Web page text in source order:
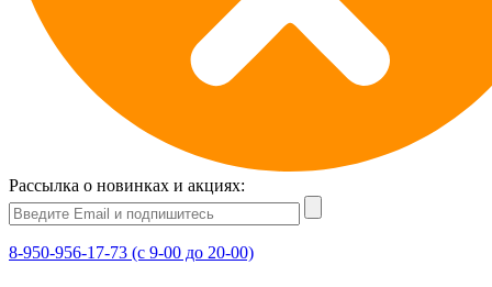
Рассылка о новинках и акциях:
8-950-956-17-73 (с 9-00 до 20-00)